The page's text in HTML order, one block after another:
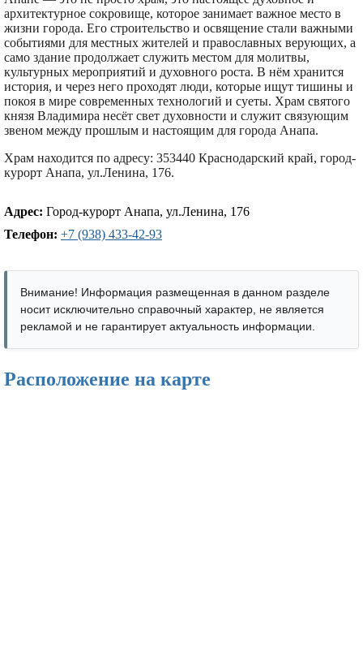
архитектурное сокровище, которое занимает важное место в
жизни города. Его строительство и освящение стали важными
событиями для местных жителей и православных верующих, а
само здание продолжает служить местом для молитвы,
культурных мероприятий и духовного роста. В нём хранится
история, и через него проходят люди, которые ищут тишины и
покоя в мире современных технологий и суеты. Храм святого
князя Владимира несёт свет духовности и служит связующим
звеном между прошлым и настоящим для города Анапа.
Храм находится по адресу: 353440 Краснодарский край, город-
курорт Анапа, ул.Ленина, 176.
Адрес: Город-курорт Анапа, ул.Ленина, 176
Телефон: +7 (938) 433-42-93
Внимание! Информация размещенная в данном разделе
носит исключительно справочный характер, не является
рекламой и не гарантирует актуальность информации.
Расположение на карте